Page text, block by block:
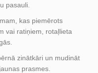
pasauli.
kas piemērots
vai ratiņiem, rotaļlieta
zinātkāri un mudināt
prasmes.